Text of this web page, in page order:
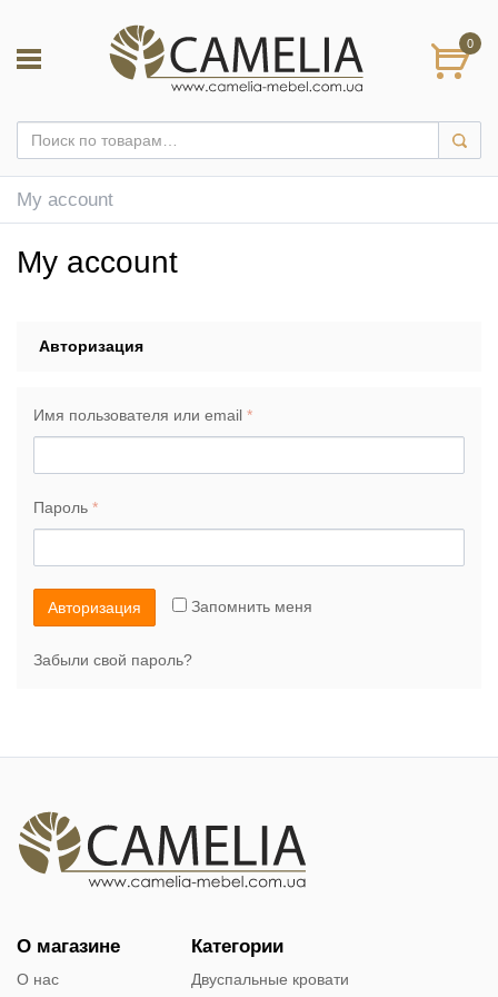
0
My account
My account
Авторизация
Имя пользователя или email *
Пароль *
Авторизация Запомнить меня
Забыли свой пароль?
О магазине
О нас
Категории
Двуспальные кровати